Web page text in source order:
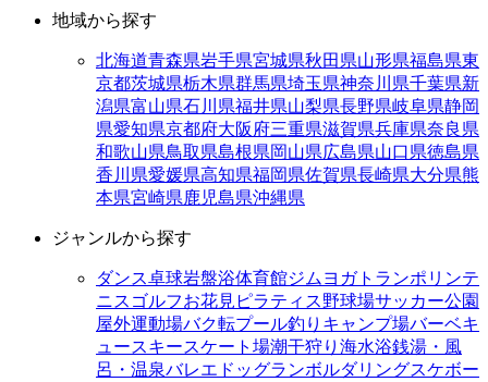
地域から探す
北海道青森県岩手県宮城県秋田県山形県福島県東
京都茨城県栃木県群馬県埼玉県神奈川県千葉県新
潟県富山県石川県福井県山梨県長野県岐阜県静岡
県愛知県京都府大阪府三重県滋賀県兵庫県奈良県
和歌山県鳥取県島根県岡山県広島県山口県徳島県
香川県愛媛県高知県福岡県佐賀県長崎県大分県熊
本県宮崎県鹿児島県沖縄県
ジャンルから探す
ダンス卓球岩盤浴体育館ジム ヨガトランポリンテ
ニス ゴルフお花見 ピラティス野球場サッカー公園
屋外運動場バク転プール釣り キャンプ場バーベキ
ュースキースケート場潮干狩り 海水浴銭湯・風
呂・温泉バレエ ドッグランボルダリングスケボー